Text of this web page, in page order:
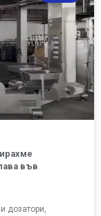
във
дозатори,